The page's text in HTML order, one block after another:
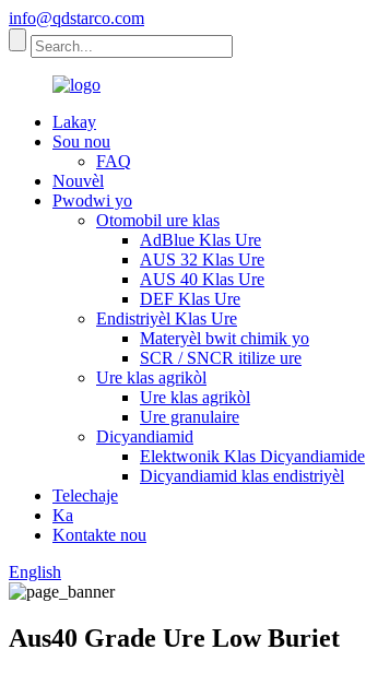
info@qdstarco.com
Lakay
Sou nou
FAQ
Nouvèl
Pwodwi yo
Otomobil ure klas
AdBlue Klas Ure
AUS 32 Klas Ure
AUS 40 Klas Ure
DEF Klas Ure
Endistriyèl Klas Ure
Materyèl bwit chimik yo
SCR / SNCR itilize ure
Ure klas agrikòl
Ure klas agrikòl
Ure granulaire
Dicyandiamid
Elektwonik Klas Dicyandiamide
Dicyandiamid klas endistriyèl
Telechaje
Ka
Kontakte nou
English
Aus40 Grade Ure Low Buriet